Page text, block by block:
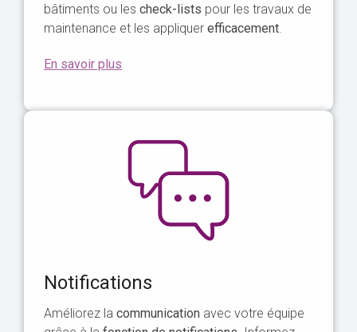
bâtiments ou les check-lists pour les travaux de
maintenance et les appliquer efficacement
En savoir plus
Notifications
Améliorez la communication avec votre équipe